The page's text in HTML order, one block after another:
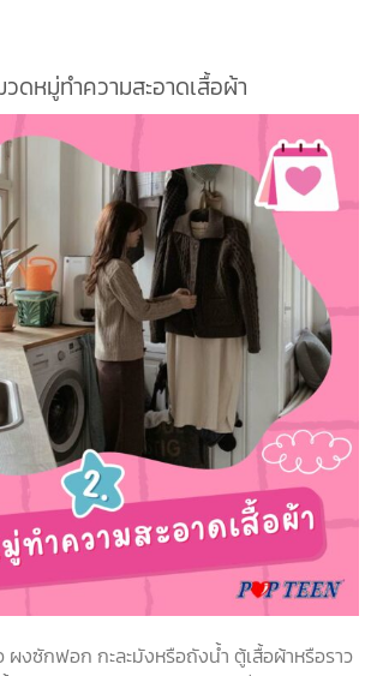
วดหมู่ทำความสะอาดเสื้อผ้า
กฟอก กะละมังหรือถังน้ำ ตู้เสื้อผ้าหรือราว